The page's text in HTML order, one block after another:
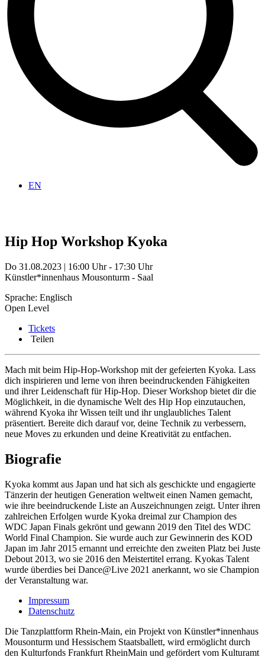
EN
Hip Hop Workshop Kyoka
Do 31.08.2023 | 16:00 Uhr - 17:30 Uhr
Künstler*innenhaus Mousonturm - Saal
Sprache: Englisch
Open Level
Tickets
Teilen
Mach mit beim Hip-Hop-Workshop mit der gefeierten Kyoka. Lass
dich inspirieren und lerne von ihren beeindruckenden Fähigkeiten
und ihrer Leidenschaft für Hip-Hop. Dieser Workshop bietet dir die
Möglichkeit, in die dynamische Welt des Hip Hop einzutauchen,
während Kyoka ihr Wissen teilt und ihr unglaubliches Talent
präsentiert. Bereite dich darauf vor, deine Technik zu verbessern,
neue Moves zu erkunden und deine Kreativität zu entfachen.
Biografie
Kyoka kommt aus Japan und hat sich als geschickte und engagierte
Tänzerin der heutigen Generation weltweit einen Namen gemacht,
wie ihre beeindruckende Liste an Auszeichnungen zeigt. Unter ihren
zahlreichen Erfolgen wurde Kyoka dreimal zur Champion des
WDC Japan Finals gekrönt und gewann 2019 den Titel des WDC
World Final Champion. Sie wurde auch zur Gewinnerin des KOD
Japan im Jahr 2015 ernannt und erreichte den zweiten Platz bei Juste
Debout 2013, wo sie 2016 den Meistertitel errang. Kyokas Talent
wurde überdies bei Dance@Live 2021 anerkannt, wo sie Champion
der Veranstaltung war.
Impressum
Datenschutz
Die Tanzplattform Rhein-Main, ein Projekt von Künstler*innenhaus
Mousonturm und Hessischem Staatsballett, wird ermöglicht durch
den Kulturfonds Frankfurt RheinMain und gefördert vom Kulturamt